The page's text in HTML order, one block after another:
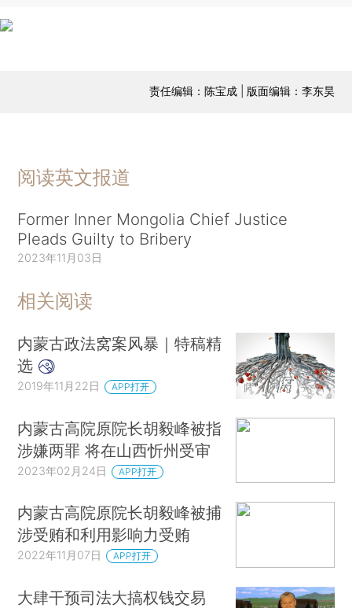
责任编辑：陈宝成 | 版面编辑：李东昊
阅读英文报道
Former Inner Mongolia Chief Justice
Pleads Guilty to Bribery
2023年11月03日
相关阅读
内蒙古政法窝案风暴｜特稿精
选
2019年11月22日 APP打开
内蒙古高院原院长胡毅峰被指
涉嫌两罪 将在山西忻州受审
2023年02月24日 APP打开
内蒙古高院原院长胡毅峰被捕
涉受贿和利用影响力受贿
2022年11月07日 APP打开
大肆干预司法大搞权钱交易